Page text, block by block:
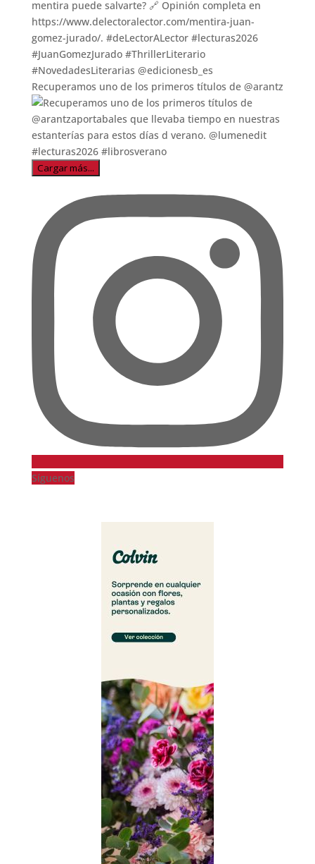
Recuperamos uno de los primeros títulos de @arantz
Cargar más...
Síguenos